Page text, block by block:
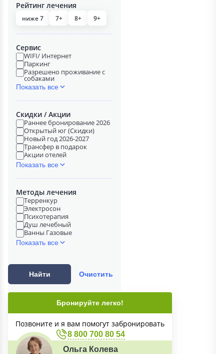
Рейтинг лечения
ниже 7 7+ 8+ 9+
Сервис
WIFI/ Интернет
Паркинг
Разрешено проживание с
собаками
Показать все
Скидки / Акции
Раннее бронирование 2026
Открытый юг (Скидки)
Новый год 2026-2027
Трансфер в подарок
Акции отелей
Показать все
Методы лечения
Терренкур
Электросон
Психотерапия
Душ лечебный
Ванны Газовые
Показать все
Найти Очистить
Бронируйте легко!
Позвоните и я вам помогут забронировать
8 800 700 80 54
Ольга Колева